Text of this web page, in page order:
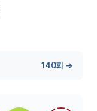
140회 →